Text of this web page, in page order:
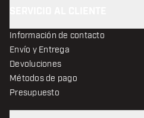
Información de contacto
Envío y Entrega
Devoluciones
Métodos de pago
Presupuesto